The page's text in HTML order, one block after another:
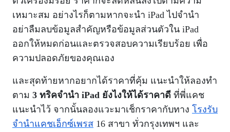
เหมาะสม อย่างไรก็ตามหากจะนำ iPad ไปจำนำ
อย่าลืมลบข้อมูลสำคัญหรือข้อมูลส่วนตัวใน iPad
ออกให้หมดก่อนและตรวจสอบความเรียบร้อย เพื่อ
ความปลอดภัยของคุณเอง
และสุดท้ายหากอยากได้ราคาที่คุ้ม แนะนำให้ลองทำ
ตาม 3 ทริคจำนำ iPad ยังไงให้ได้ราคาดี ที่พี่แคช
แนะนำไว้ จากนั้นลองแวะมาเช็กราคากับทาง โรงรับ
จำนำแคชเอ็กซ์เพรส 16 สาขา ทั่วกรุงเทพฯ และ